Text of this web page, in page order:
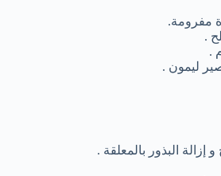
البذور بالمعلقة .